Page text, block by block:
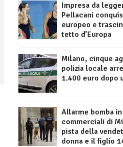
Impresa da
Pellacani
europeo e
tetto d’Europa
Milano, cinque
polizia locale
1.400 euro dopo
Allarme bomba
commerciali di
pista della
donna e il figlio